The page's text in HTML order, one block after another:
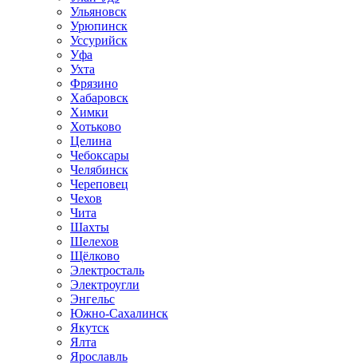
Ульяновск
Урюпинск
Уссурийск
Уфа
Ухта
Фрязино
Хабаровск
Химки
Хотьково
Целина
Чебоксары
Челябинск
Череповец
Чехов
Чита
Шахты
Шелехов
Щёлково
Электросталь
Электроугли
Энгельс
Южно-Сахалинск
Якутск
Ялта
Ярославль